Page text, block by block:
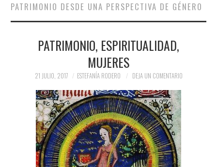
HACER BOSQUE (SALA DE
PRENSA Y
QUIÉN ES
PATRIMONIO DESDE UNA PERSPECTIVA DE GÉNERO
PATRIMONIO, ESPIRITUALIDAD,
MUJERES
21 JULIO, 2017 ESTEFANÍA RODERO DEJA UN COMENTARIO